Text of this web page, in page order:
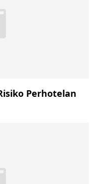
Perhotelan